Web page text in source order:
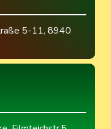
5-11, 8940